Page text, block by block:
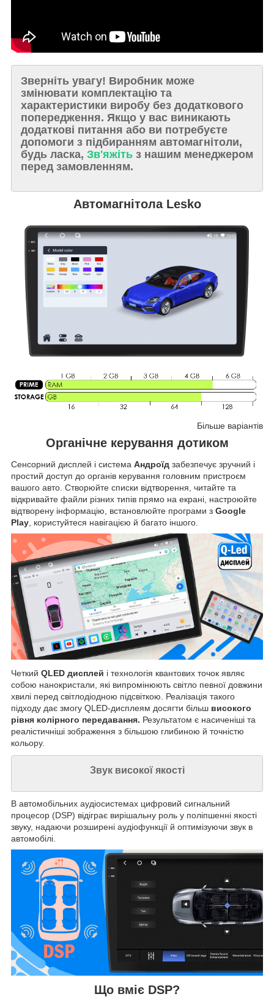
Зверніть увагу! Виробник може
змінювати комплектацію та
характеристики виробу без додаткового
попередження. Якщо у вас виникають
додаткові питання або ви потребуєте
допомоги з підбиранням автомагнітоли,
будь ласка, Зв'яжіть з нашим менеджером
перед замовленням.
Автомагнітола Lesko
Більше варіантів
Органічне керування дотиком
Сенсорний дисплей і система Андроїд забезпечує зручний і
простий доступ до органів керування головним пристроєм
вашого авто. Створюйте списки відтворення, читайте та
відкривайте файли різних типів прямо на екрані, настроюйте
відтворену інформацію, встановлюйте програми з Google
Play, користуйтеся навігацією й багато іншого.
Четкий QLED дисплей і технологія квантових точок являє
собою нанокристали, які випромінюють світло певної довжини
хвилі перед світлодіодною підсвіткою. Реалізація такого
підходу дає змогу QLED-дисплеям досягти більш високого
рівня колірного передавання. Результатом є насиченіші та
реалістичніші зображення з більшою глибиною й точністю
кольору.
Звук високої якості
В автомобільних аудіосистемах цифровий сигнальний
процесор (DSP) відіграє вирішальну роль у поліпшенні якості
звуку, надаючи розширені аудіофункції й оптимізуючи звук в
автомобілі.
Що вміє DSP?